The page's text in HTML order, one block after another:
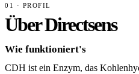
01 · PROFIL
Über Directsens
Wie funktioniert's
CDH ist ein Enzym, das